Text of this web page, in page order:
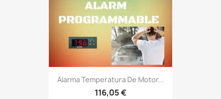
Alarma Temperatura De Motor...
116,05 €